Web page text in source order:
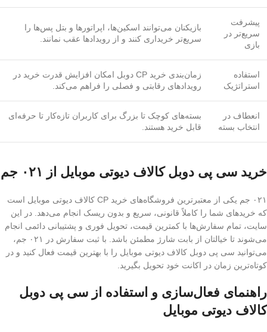
پیشرفت
سریع‌تر در
بازی
بازیکنان می‌توانند اسکین‌ها، اپراتورها و بتل پس‌ها را
سریع‌تر خریداری کنند و از رویدادها عقب نمانند.
استفاده
استراتژیک
زمان‌بندی خرید CP دوبل امکان افزایش قدرت خرید در
رویدادهای رقابتی و فصلی را فراهم می‌کند.
انعطاف در
انتخاب بسته
بسته‌های کوچک تا بزرگ برای کاربران تازه‌کار تا حرفه‌ای
قابل خرید هستند.
خرید سی پی دوبل کالاف دیوتی موبایل از ۰۲۱ جم
۰۲۱ جم یکی از معتبرترین فروشگاه‌های خرید CP کالاف دیوتی موبایل است
که خریدهای شما را کاملاً قانونی، سریع و بدون ریسک انجام می‌دهد. در این
سایت، تمام سفارش‌ها با کمترین قیمت، تحویل فوری و پشتیبانی دائمی انجام
می‌شوند تا خیالتان از بابت شارژ مطمئن باشد. با ثبت سفارش در ۰۲۱ جم،
می‌توانید سی پی دوبل کالاف دیوتی موبایل را با بهترین قیمت فعال کنید و در
کوتاه‌ترین زمان در اکانت خود تحویل بگیرید.
راهنمای فعال‌سازی و استفاده از سی پی دوبل
کالاف دیوتی موبایل